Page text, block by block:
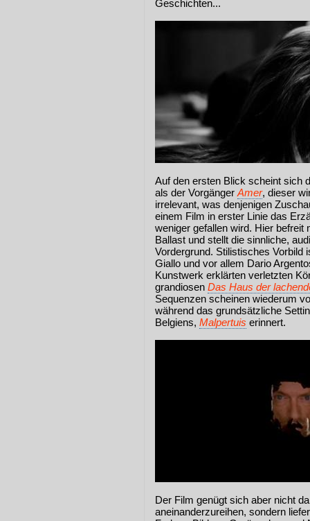
Geschichten...
Auf den ersten Blick scheint sich
als der Vorgänger Amer, dieser
irrelevant, was denjenigen
einem Film in erster Linie das
weniger gefallen wird. Hier
Ballast und stellt die sinnliche,
Vordergrund. Stilistisches Vorbild
Giallo und vor allem Dario
Kunstwerk erklärten verletzten
grandiosen Das Haus der
Sequenzen scheinen wiederum
während das grundsätzliche
Belgiens, Malpertuis erinnert.
Der Film genügt sich aber nicht
aneinanderzureihen, sondern